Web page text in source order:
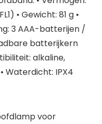
• Gewicht: 81 g •
3 AAA-batterijen /
batterijkern
alkaline,
Waterdicht: IPX4
voor